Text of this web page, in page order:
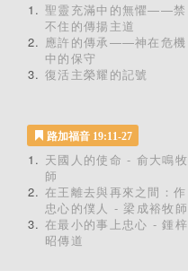
聖靈充滿中的無懼——禁
不住的傳揚主道
應許的傳承——神在危機
中的保守
復活主榮耀的記號
路加福音 19:11-27
天國人的使命 - 俞大鳴牧
師
在王離去與再來之間：作
忠心的僕人 - 梁成裕牧師
在最小的事上忠心 - 鍾梓
昭傳道